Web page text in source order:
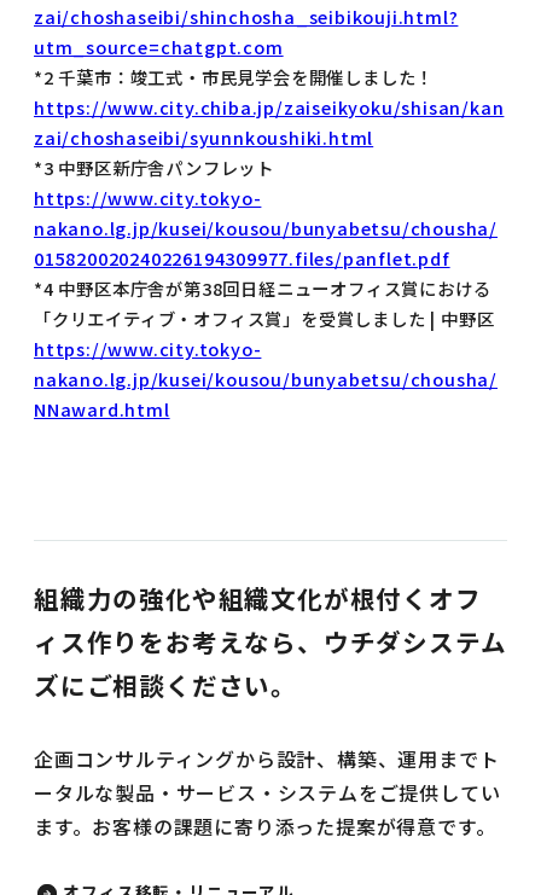
zai/choshaseibi/shinchosha_seibikouji.html?
utm_source=chatgpt.com
*2 千葉市：竣工式・市民見学会を開催しました！
https://www.city.chiba.jp/zaiseikyoku/shisan/kan
zai/choshaseibi/syunnkoushiki.html
*3 中野区新庁舎パンフレット
https://www.city.tokyo-
nakano.lg.jp/kusei/kousou/bunyabetsu/chousha/
015820020240226194309977.files/panflet.pdf
*4 中野区本庁舎が第38回日経ニューオフィス賞における
「クリエイティブ・オフィス賞」を受賞しました | 中野区
https://www.city.tokyo-
nakano.lg.jp/kusei/kousou/bunyabetsu/chousha/
NNaward.html
組織力の強化や組織文化が根付くオフ
ィス作りをお考えなら、ウチダシステム
ズにご相談ください。
企画コンサルティングから設計、構築、運用までト
ータルな製品・サービス・システムをご提供してい
ます。お客様の課題に寄り添った提案が得意です。